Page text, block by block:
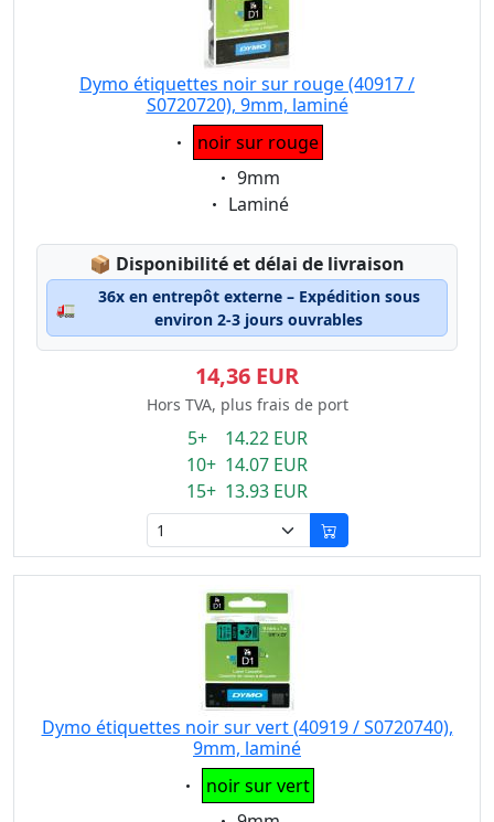
Dymo étiquettes noir sur rouge (40917 /
S0720720), 9mm, laminé
Eigenschaft:
noir sur rouge
Eigenschaft:
9mm
Eigenschaft:
Laminé
📦 Lagerstatus:
Disponibilité et délai de livraison
🚛
36x en entrepôt externe – Expédition sous
environ 2-3 jours ouvrables
14,36 EUR
Hors TVA, plus frais de port
5+ 14.22 EUR
10+ 14.07 EUR
15+ 13.93 EUR
Dymo étiquettes noir sur vert (40919 / S0720740),
9mm, laminé
Eigenschaft:
noir sur vert